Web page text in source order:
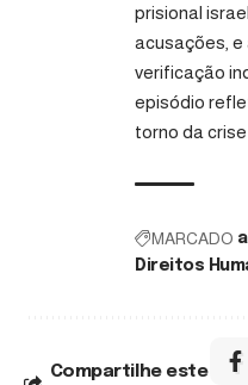
prisional
acusações, e
verificação
episódio
torno da
MARCADO
Direitos
Compartilhe este